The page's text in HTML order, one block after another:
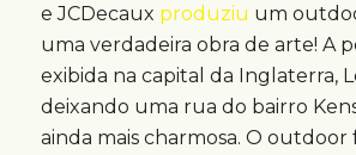
e JCDecaux produziu um
uma verdadeira obra de arte! A
exibida na capital da Inglaterra,
deixando uma rua do bairro
ainda mais charmosa. O outdoor